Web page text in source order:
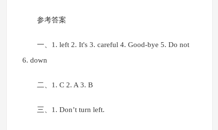
参考答案
一、1. left 2. It's 3. careful 4. Good-bye 5. Do not
6. down
二、1. C 2. A 3. B
三、1. Don’t turn left.